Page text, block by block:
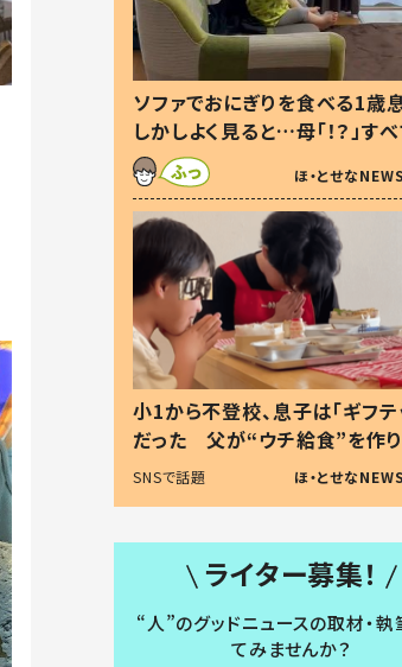
ソファでおにぎりを食べる1歳
しかしよく見ると…母「！？」す
察した母の投稿に「可愛いから許
す！」「現行犯〜」
ほ・とせな
小1から不登校、息子は「ギフテ
だった 父が“ウチ給食”を作
る理由とは #令和の親 #令和
SNSで話題 ほ・とせな
ライター募集！
“人”のグッドニュースの取材・執
てみませんか？